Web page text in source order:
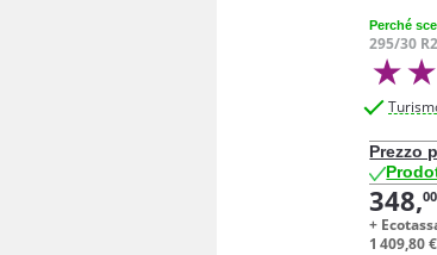
Perché
295/30
Prezzo
348,
+
1 409,80€